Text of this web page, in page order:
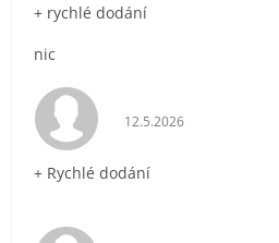
+ rychlé dodání
nic
Hodnocení obchodu
12.5.2026
+ Rychlé dodání